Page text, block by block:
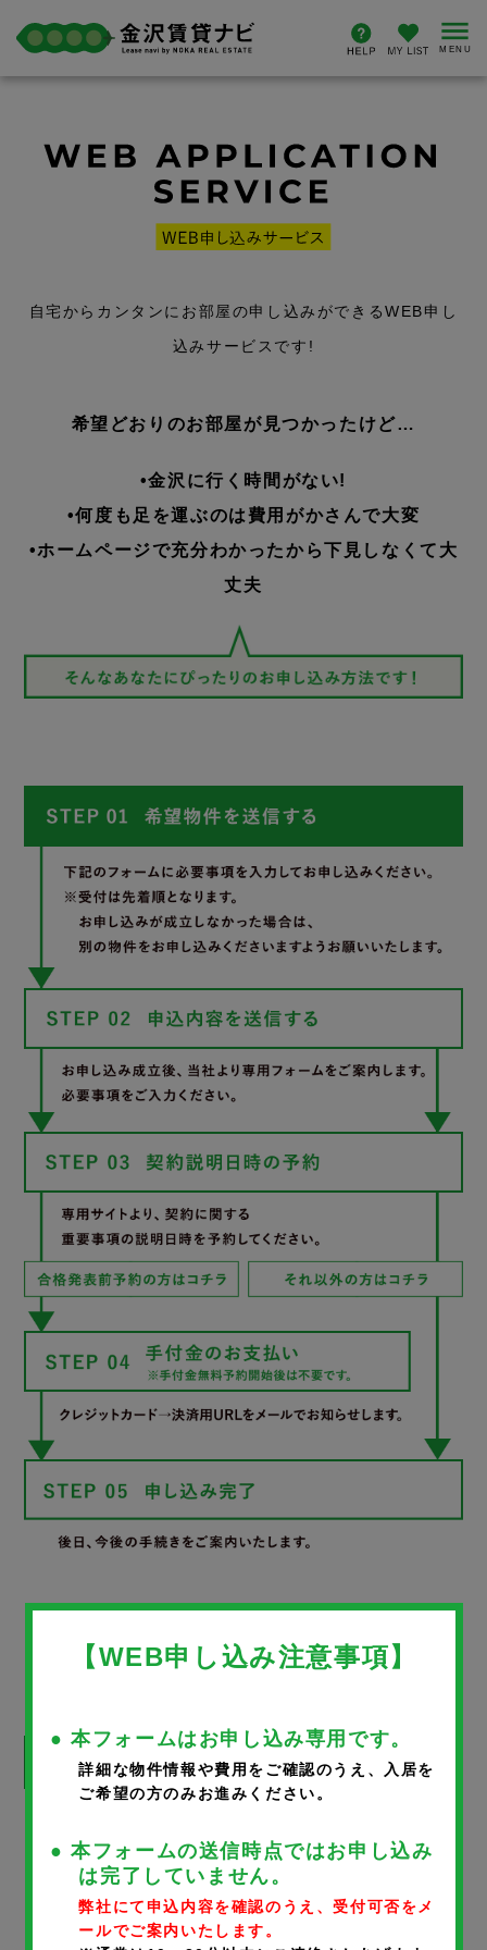
自宅からカンタンにお部屋の申し込みができるWEB申し
込みサービスです!
希望どおりのお部屋が見つかったけど…
•金沢に行く時間がない!
•何度も足を運ぶのは費用がかさんで大変
•ホームページで充分わかったから下見しなくて大
丈夫
WEB申し込みフォーム
物件名
キャロルコート旭町
【WEB申し込み注意事項】
● 本フォームはお申し込み専用です。
詳細な物件情報や費用をご確認のうえ、入居を
ご希望の方のみお進みください。
● 本フォームの送信時点ではお申し込み
は完了していません。
弊社にて申込内容を確認のうえ、受付可否をメ
ールでご案内いたします。